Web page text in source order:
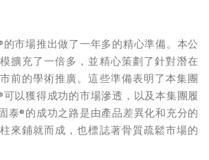
市場推出做了一年多的精心準備。本公
擴充了一倍多，並精心策劃了針對潛在
前的學術推廣。這些準備表明了本集團
以獲得成功的市場滲透，以及本集團履
泰®的成功之路是由產品差異化和充分的
來鋪就而成，也標誌著骨質疏鬆市場的